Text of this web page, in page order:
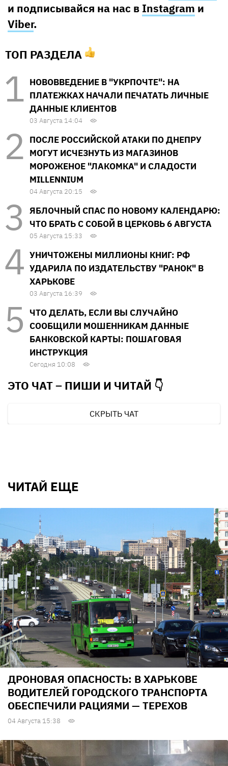
и подписывайся на нас в Instagram и
Viber.
ТОП РАЗДЕЛА
НОВОВВЕДЕНИЕ В "УКРПОЧТЕ": НА
ПЛАТЕЖКАХ НАЧАЛИ ПЕЧАТАТЬ ЛИЧНЫЕ
ДАННЫЕ КЛИЕНТОВ
03 Августа 14:04
ПОСЛЕ РОССИЙСКОЙ АТАКИ ПО ДНЕПРУ
МОГУТ ИСЧЕЗНУТЬ ИЗ МАГАЗИНОВ
МОРОЖЕНОЕ "ЛАКОМКА" И СЛАДОСТИ
MILLENNIUM
04 Августа 20:15
ЯБЛОЧНЫЙ СПАС ПО НОВОМУ КАЛЕНДАРЮ:
ЧТО БРАТЬ С СОБОЙ В ЦЕРКОВЬ 6 АВГУСТА
05 Августа 15:33
УНИЧТОЖЕНЫ МИЛЛИОНЫ КНИГ: РФ
УДАРИЛА ПО ИЗДАТЕЛЬСТВУ "РАНОК" В
ХАРЬКОВЕ
03 Августа 16:39
ЧТО ДЕЛАТЬ, ЕСЛИ ВЫ СЛУЧАЙНО
СООБЩИЛИ МОШЕННИКАМ ДАННЫЕ
БАНКОВСКОЙ КАРТЫ: ПОШАГОВАЯ
ИНСТРУКЦИЯ
Сегодня 10:08
ЭТО ЧАТ – ПИШИ И ЧИТАЙ 👇
СКРЫТЬ ЧАТ
ЧИТАЙ ЕЩЕ
ДРОНОВАЯ ОПАСНОСТЬ: В ХАРЬКОВЕ
ВОДИТЕЛЕЙ ГОРОДСКОГО ТРАНСПОРТА
ОБЕСПЕЧИЛИ РАЦИЯМИ — ТЕРЕХОВ
04 Августа 15:38